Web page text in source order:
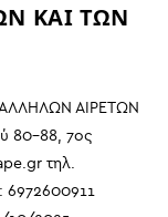
ΚΑΙ ΤΩΝ
ΑΙΡΕΤΩΝ
80-88, 7ος
τηλ.
6972600911